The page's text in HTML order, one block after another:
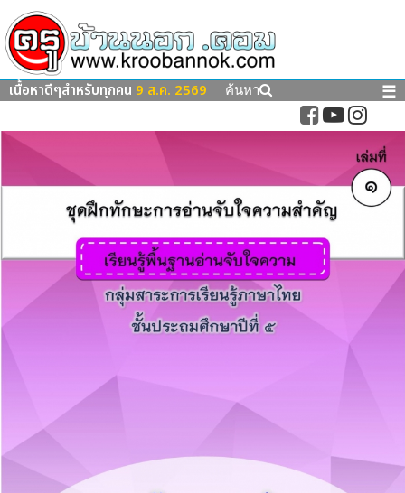
เนื้อหาดีๆสำหรับทุกคน 9 ส.ค. 2569 ค้นหา ☰